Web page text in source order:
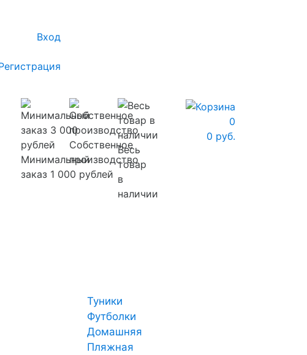
Вход
Минимальный
заказ 1 000 рублей
Собственное
производство
Весь
товар
в
наличии
0
0 руб.
Туники
Футболки
Домашняя
Пляжная